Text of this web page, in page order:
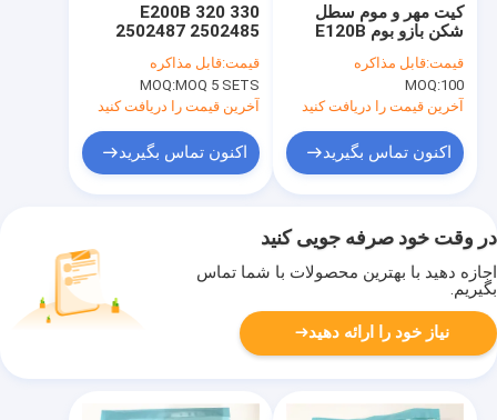
E200B 320 330
2502487 2502485
1997424 سطل بازو بوم
سیلندر کیت مهر و موم
مرکز Join Seal Kit برای
قیمت:قابل مذاکره
MOQ:MOQ 5 SETS
آخرین قیمت را دریافت کنید
اکنون تماس بگیرید
کیت مهر و موم سطل
شکن بازو بوم E120B
در مرکز
قیمت:قابل مذاکره
MOQ:100
آخرین قیمت را دریافت کنید
اکنون تماس بگیرید
در وقت خود صرفه جویی کنید
اجازه دهید با بهترین محصولات با شما تماس
بگیریم.
نیاز خود را ارائه دهید